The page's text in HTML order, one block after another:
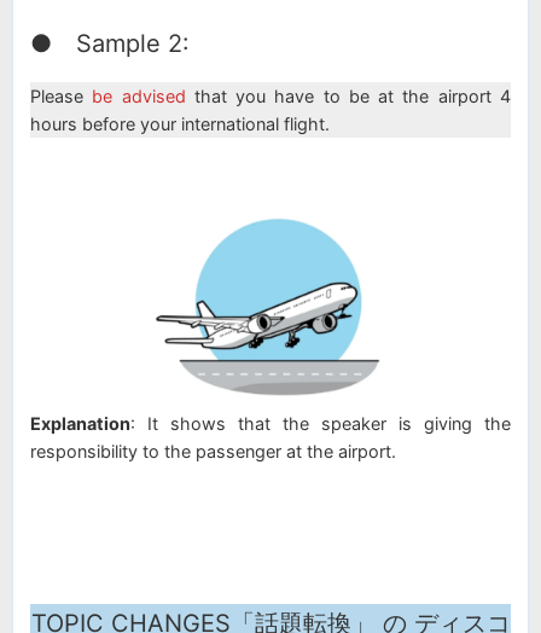
● Sample 2:
Please be advised that you have to be at the airport 4
hours before your international flight.
Explanation: It shows that the speaker is giving the
responsibility to the passenger at the airport.
TOPIC CHANGES「話題転換」 の ディスコ